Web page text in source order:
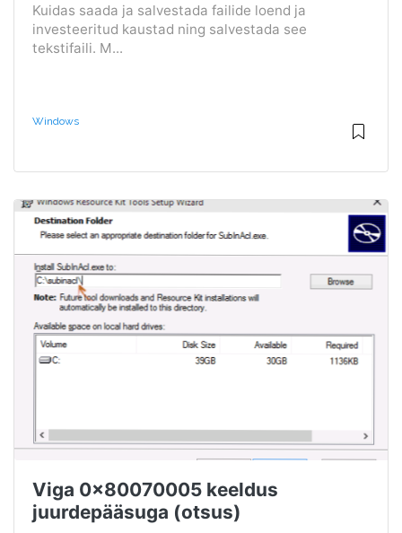
Kuidas saada ja salvestada failide loend ja
investeeritud kaustad ning salvestada see
tekstifaili. M...
Windows
Viga 0x80070005 keeldus
juurdepääsuga (otsus)